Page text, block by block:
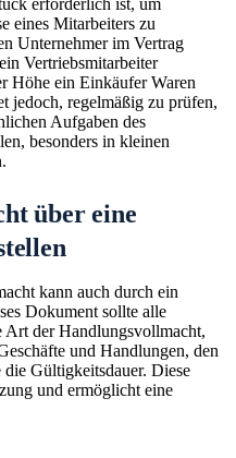
erforderlich ist, um
eines Mitarbeiters zu
Unternehmer im Vertrag
Vertriebsmitarbeiter
Höhe ein Einkäufer Waren
jedoch, regelmäßig zu prüfen,
Aufgaben des
besonders in kleinen
über eine
kann auch durch ein
Dokument sollte alle
der Handlungsvollmacht,
und Handlungen, den
Gültigkeitsdauer. Diese
und ermöglicht eine